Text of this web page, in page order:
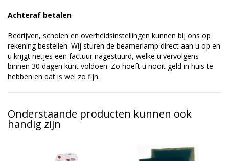
Achteraf betalen
Bedrijven, scholen en overheidsinstellingen kunnen bij ons op
rekening bestellen. Wij sturen de beamerlamp direct aan u op en
u krijgt netjes een factuur nagestuurd, welke u vervolgens
binnen 30 dagen kunt voldoen. Zo hoeft u nooit geld in huis te
hebben en dat is wel zo fijn.
Onderstaande producten kunnen ook
handig zijn